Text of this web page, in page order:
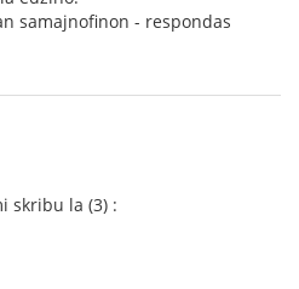
samajnofinon - respondas
skribu la (3) :